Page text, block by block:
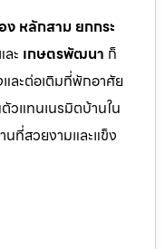
ง หลักสามยกกระ
และ เกษตรพัฒนา ก็
และต่อเติมที่พักอาศัย
ตัวแทนเนรมิตบ้านใน
ที่สวยงามและแข็ง